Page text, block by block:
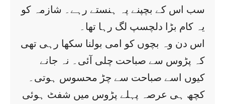
سب اس کے بچپنے پہ ہنستے رہے۔ شازمہ کو
یہ کام بڑا دلچسپ لگ رہا تھا۔
اس دن وہ بچوں کو امی بولنا سکھا رہی تھی
کہ پڑوس سے صباحت چلی آئی۔ نہ جانے
کیوں اسے صباحت سے چڑ محسوس ہوتی۔
کچھ ہی عرصہ پہلے پڑوس میں شفٹ ہوئی